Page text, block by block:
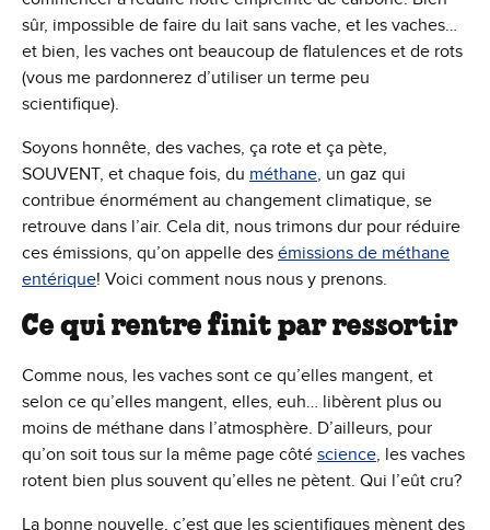
sûr, impossible de faire du lait sans vache, et les vaches…
et bien, les vaches ont beaucoup de flatulences et de rots
(vous me pardonnerez d’utiliser un terme peu
scientifique).
Soyons honnête, des vaches, ça rote et ça pète,
SOUVENT, et chaque fois, du méthane, un gaz qui
contribue énormément au changement climatique, se
retrouve dans l’air. Cela dit, nous trimons dur pour réduire
ces émissions, qu’on appelle des émissions de méthane
entérique! Voici comment nous nous y prenons.
Ce qui rentre finit par ressortir
Comme nous, les vaches sont ce qu’elles mangent, et
selon ce qu’elles mangent, elles, euh… libèrent plus ou
moins de méthane dans l’atmosphère. D’ailleurs, pour
qu’on soit tous sur la même page côté science, les vaches
rotent bien plus souvent qu’elles ne pètent. Qui l’eût cru?
La bonne nouvelle, c’est que les scientifiques mènent des